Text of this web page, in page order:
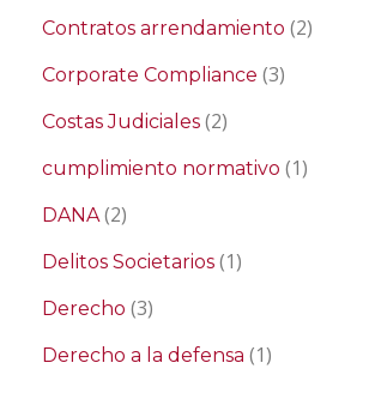
Contratos arrendamiento (2)
Corporate Compliance (3)
Costas Judiciales (2)
cumplimiento normativo (1)
DANA(2)
Delitos Societarios (1)
Derecho (3)
Derecho a la defensa (1)